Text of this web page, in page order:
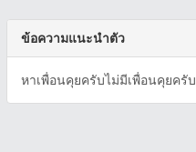
ข้อความแนะนำตัว
หาเพื่อนคุยครับไม่มีเพื่อนคุยครับ